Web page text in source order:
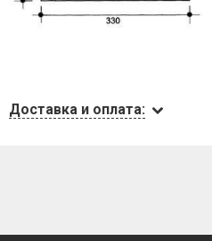
Доставка и оплата: